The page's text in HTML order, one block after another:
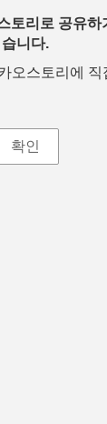
토리로 공유하
습니다.
오스토리에 직
확인